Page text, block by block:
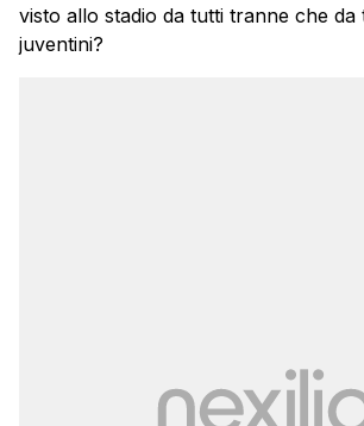
visto allo stadio da tutti tranne che da
juventini?